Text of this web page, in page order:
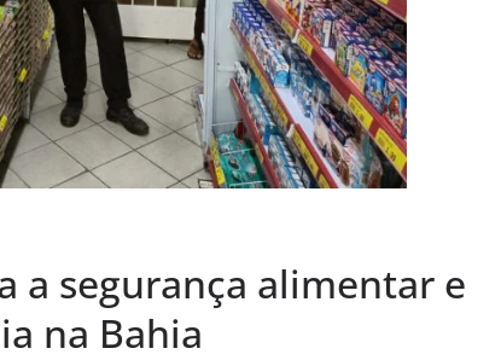
a segurança alimentar e
na Bahia